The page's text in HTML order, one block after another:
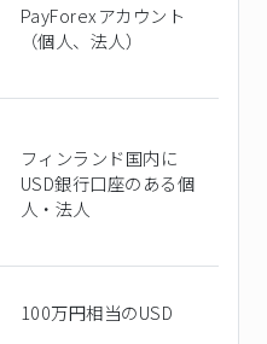
PayForexアカウント
（個⼈、法⼈）
フィンランド国内に
USD銀行口座のある個
人・法人
100万円相当のUSD